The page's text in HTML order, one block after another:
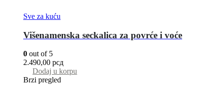
Sve za kuću
Višenamenska seckalica za povrće i voće
0 out of 5
2.490,00 рсд
Dodaj u korpu
Brzi pregled